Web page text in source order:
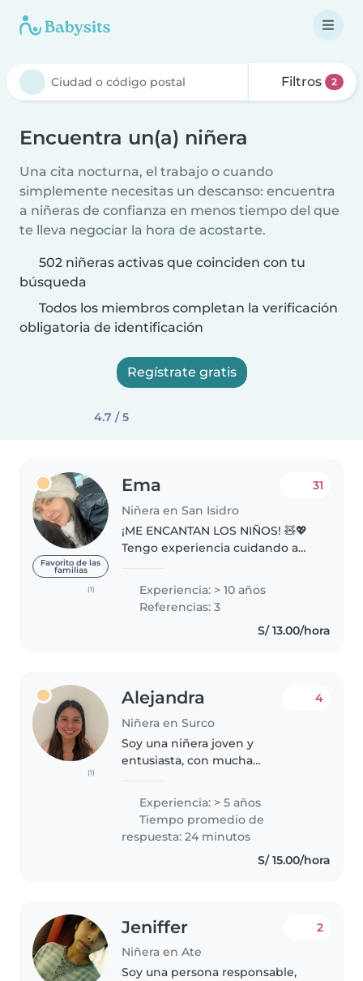
Filtros 2
Encuentra un(a) niñera
Una cita nocturna, el trabajo o cuando
simplemente necesitas un descanso: encuentra
a niñeras de confianza en menos tiempo del que
te lleva negociar la hora de acostarte.
502 niñeras activas que coinciden con tu
búsqueda
Todos los miembros completan la verificación
obligatoria de identificación
Regístrate gratis
4.7 / 5
Favorito de las
familias
(1)
Ema
Niñera en San Isidro
31
¡ME ENCANTAN LOS NIÑOS! 🧸💖
Tengo experiencia cuidando a
👦🏻 Los he tratado en sus
hogares, en departamentos y en
un centro de estimulación
Experiencia: > 10 años
Referencias: 3
S/ 13.00/hora
(1)
Alejandra
Niñera en Surco
4
Soy una niñera joven y
entusiasta, con mucha
hermano menor que siempre he
cuidado de él y también estoy
rodeada de mis primos..
Experiencia: > 5 años
Tiempo promedio de
respuesta: 24 minutos
S/ 15.00/hora
Jeniffer
Niñera en Ate
2
Soy una persona responsable,